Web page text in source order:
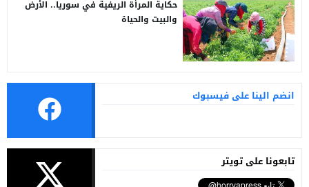
حكاية المرأة الريفية في سوريا.. الأرض
والبيت والحياة
انضم الينا على فيسبوك
تابعونا على تويتر